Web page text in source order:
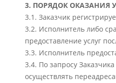
3. ПОРЯДОК ОКАЗАНИЯ
3.1. Заказчик
3.2. Исполнитель либо
предоставление услуг
3.3. Исполнитель
3.4. По запросу
осуществлять